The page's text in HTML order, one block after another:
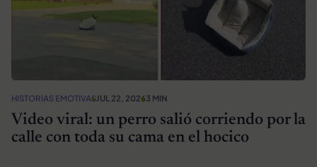
HISTORIAS EMOTIVASJUL 22, 20263 MIN
Video viral: un perro salió corriendo por la
calle con toda su cama en el hocico